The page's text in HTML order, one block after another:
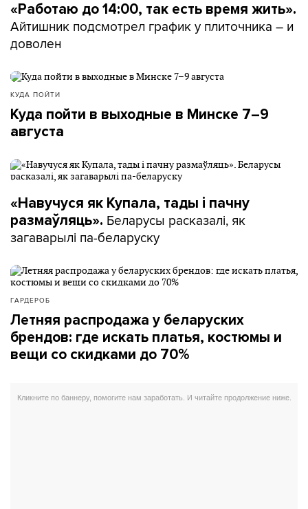
«Работаю до 14:00, так есть время жить».
Айтишник подсмотрел график у плиточника – и
доволен
КУДА ПОЙТИ
Куда пойти в выходные в Минске 7–9
августа
«Навучуся як Купала, тады і пачну
размаўляць». Беларусы расказалі, як
загаварылі па-беларуску
ГАРДЕРОБ
Летняя распродажа у беларуских
брендов: где искать платья, костюмы и
вещи со скидками до 70%